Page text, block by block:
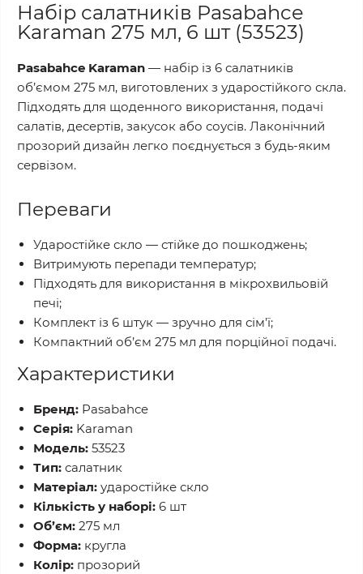
Набір салатників Pasabahce
Karaman 275 мл, 6 шт (53523)
Pasabahce Karaman — набір із 6 салатників
об’ємом 275 мл, виготовлених з ударостійкого скла.
Підходять для щоденного використання, подачі
салатів, десертів, закусок або соусів. Лаконічний
прозорий дизайн легко поєднується з будь-яким
сервізом.
Переваги
Ударостійке скло — стійке до пошкоджень;
Витримують перепади температур;
Підходять для використання в мікрохвильовій
печі;
Комплект із 6 штук — зручно для сім’ї;
Компактний об’єм 275 мл для порційної подачі.
Характеристики
Бренд: Pasabahce
Серія: Karaman
Модель: 53523
Тип: салатник
Матеріал: ударостійке скло
Кількість у наборі: 6 шт
Об’єм: 275 мл
Форма: кругла
Колір: прозорий